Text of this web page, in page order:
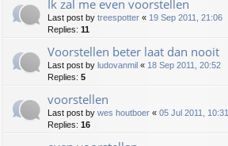
Ik zal me even voorstellen
Last post by treespotter « 19 Sep 2011, 21:06
Replies: 11
Voorstellen beter laat dan nooit
Last post by ludovanmil « 18 Sep 2011, 20:52
Replies: 5
voorstellen
Last post by wes houtboer « 05 Jul 2011, 10:31
Replies: 16